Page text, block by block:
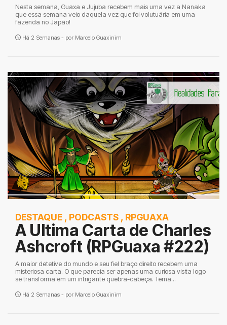
Nesta semana, Guaxa e Jujuba recebem mais uma vez a Nanaka
que essa semana veio daquela vez que foi volutuária em uma
fazenda no Japão!
Há 2 Semanas - por Marcelo Guaxinim
DESTAQUE , PODCASTS , RPGUAXA
A Ultima Carta de Charles
Ashcroft (RPGuaxa #222)
A maior detetive do mundo e seu fiel braço direito recebem uma
misteriosa carta. O que parecia ser apenas uma curiosa visita logo
se transforma em um intrigante quebra-cabeça. Tema...
Há 2 Semanas - por Marcelo Guaxinim